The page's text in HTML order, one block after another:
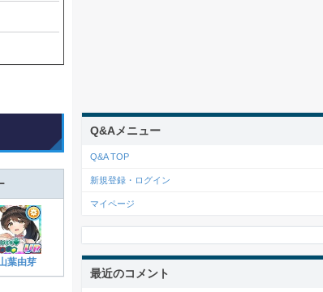
葉由芽
Q&Aメニュー
Q&A TOP
新規登録・ログイン
マイページ
最近のコメント